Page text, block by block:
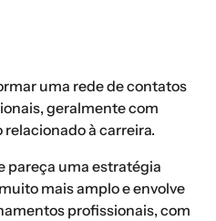
uma rede de contatos
geralmente com
à carreira.
pareça uma estratégia
mais amplo e envolve
profissionais, com